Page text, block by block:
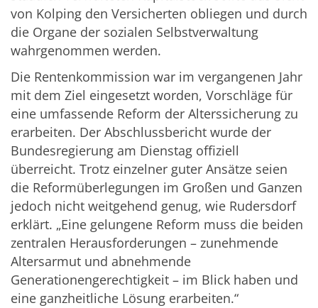
von Kolping den Versicherten obliegen und durch
die Organe der sozialen Selbstverwaltung
wahrgenommen werden.
Die Rentenkommission war im vergangenen Jahr
mit dem Ziel eingesetzt worden, Vorschläge für
eine umfassende Reform der Alterssicherung zu
erarbeiten. Der Abschlussbericht wurde der
Bundesregierung am Dienstag offiziell
überreicht. Trotz einzelner guter Ansätze seien
die Reformüberlegungen im Großen und Ganzen
jedoch nicht weitgehend genug, wie Rudersdorf
erklärt. „Eine gelungene Reform muss die beiden
zentralen Herausforderungen – zunehmende
Altersarmut und abnehmende
Generationengerechtigkeit – im Blick haben und
eine ganzheitliche Lösung erarbeiten.“